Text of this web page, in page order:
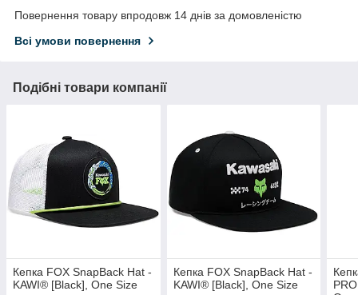
Повернення товару впродовж 14 днів за домовленістю
Всі умови повернення
Подібні товари компанії
Кепка FOX SnapBack Hat -
KAWI® [Black], One Size
Кепка FOX SnapBack Hat -
KAWI® [Black], One Size